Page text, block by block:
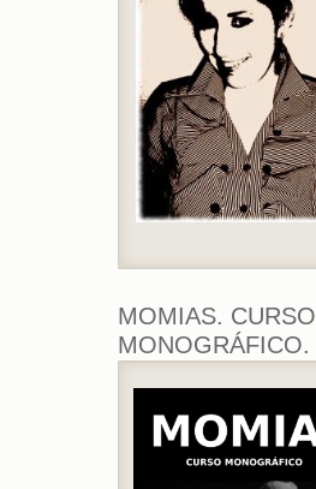
MOMIAS. CURSO
MONOGRÁFICO.